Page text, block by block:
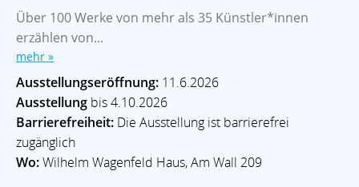
Über 100 Werke von mehr als 35 Künstler*innen
erzählen von...
mehr »
Ausstellungseröffnung: 11.6.2026
Ausstellung bis 4.10.2026
Barrierefreiheit: Die Ausstellung ist barrierefrei
zugänglich
Wo:Wilhelm Wagenfeld Haus, Am Wall 209